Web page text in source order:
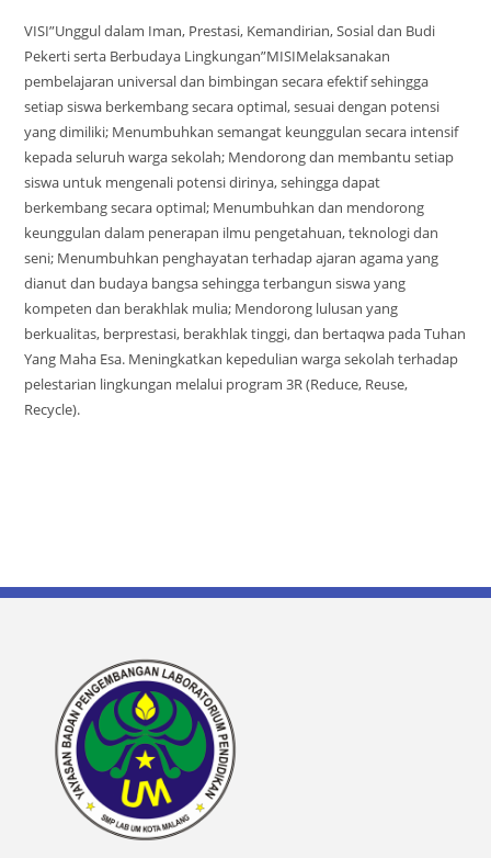
VISI”Unggul dalam Iman, Prestasi, Kemandirian, Sosial dan Budi
Pekerti serta Berbudaya Lingkungan”MISIMelaksanakan
pembelajaran universal dan bimbingan secara efektif sehingga
setiap siswa berkembang secara optimal, sesuai dengan potensi
yang dimiliki; Menumbuhkan semangat keunggulan secara intensif
kepada seluruh warga sekolah; Mendorong dan membantu setiap
siswa untuk mengenali potensi dirinya, sehingga dapat
berkembang secara optimal; Menumbuhkan dan mendorong
keunggulan dalam penerapan ilmu pengetahuan, teknologi dan
seni; Menumbuhkan penghayatan terhadap ajaran agama yang
dianut dan budaya bangsa sehingga terbangun siswa yang
kompeten dan berakhlak mulia; Mendorong lulusan yang
berkualitas, berprestasi, berakhlak tinggi, dan bertaqwa pada Tuhan
Yang Maha Esa. Meningkatkan kepedulian warga sekolah terhadap
pelestarian lingkungan melalui program 3R (Reduce, Reuse,
Recycle).